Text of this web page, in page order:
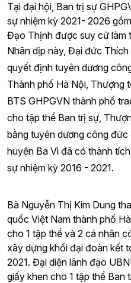
Tại đại hội, Ban trị sự
sự nhiệm kỳ 2021- 2026
Đạo Thịnh được suy cử làm
Nhân dịp này, Đại đức
quyết định tuyên dương
Thành phố Hà Nội, Thượng
BTS GHPGVN thành phố
cho tập thể Ban trị sự,
bằng tuyên dương công
huyện Ba Vì đã có thành
sự nhiệm kỳ 2016 - 2021.
Bà Nguyễn Thị Kim Dung
quốc Việt Nam thành phố
cho 1 tập thể và 2 cá nhân
xây dựng khối đại đoàn kết
2021. Đại diện lãnh đạo
giấy khen cho 1 tập thể Ban